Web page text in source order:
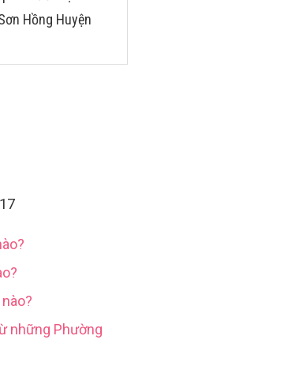
Hồng Huyện
những Phường